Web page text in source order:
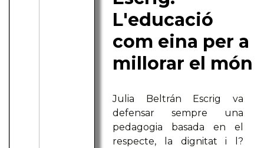
L'educació
com eina per a
millorar el món
Julia Beltrán Escrig va
defensar sempre una
pedagogia basada en el
respecte, la dignitat i l?